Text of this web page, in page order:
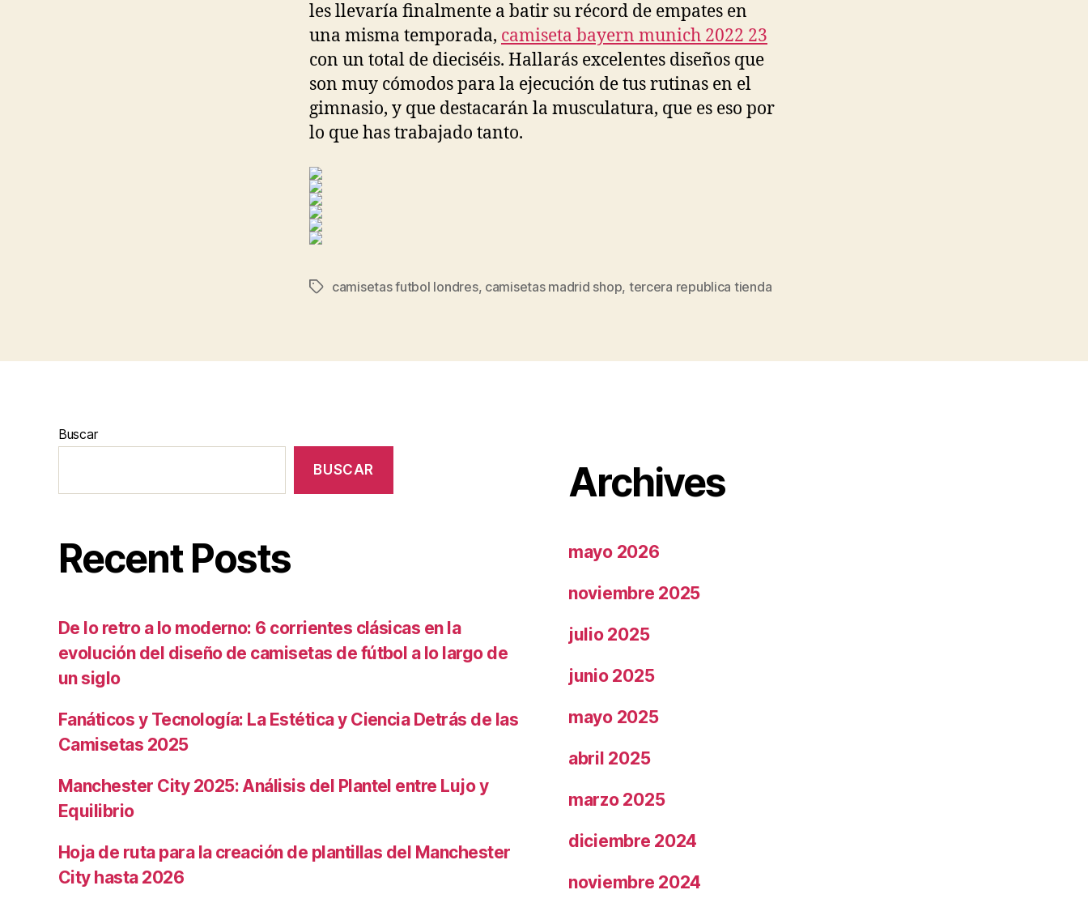
les llevaría finalmente a batir su récord de empates en
una misma temporada, camiseta bayern munich 2022 23
con un total de dieciséis. Hallarás excelentes diseños que
son muy cómodos para la ejecución de tus rutinas en el
gimnasio, y que destacarán la musculatura, que es eso por
lo que has trabajado tanto.
Etiquetas
camisetas futbol londres, camisetas madrid shop, tercera republica tienda
Buscar
BUSCAR
Recent Posts
De lo retro a lo moderno: 6 corrientes clásicas en la
evolución del diseño de camisetas de fútbol a lo largo de
un siglo
Fanáticos y Tecnología: La Estética y Ciencia Detrás de las
Camisetas 2025
Manchester City 2025: Análisis del Plantel entre Lujo y
Equilibrio
Hoja de ruta para la creación de plantillas del Manchester
City hasta 2026
Archives
mayo 2026
noviembre 2025
julio 2025
junio 2025
mayo 2025
abril 2025
marzo 2025
diciembre 2024
noviembre 2024